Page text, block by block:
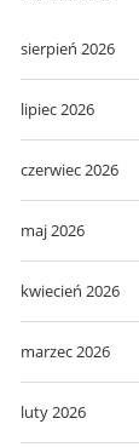
sierpień 2026
lipiec 2026
czerwiec 2026
maj 2026
kwiecień 2026
marzec 2026
luty 2026